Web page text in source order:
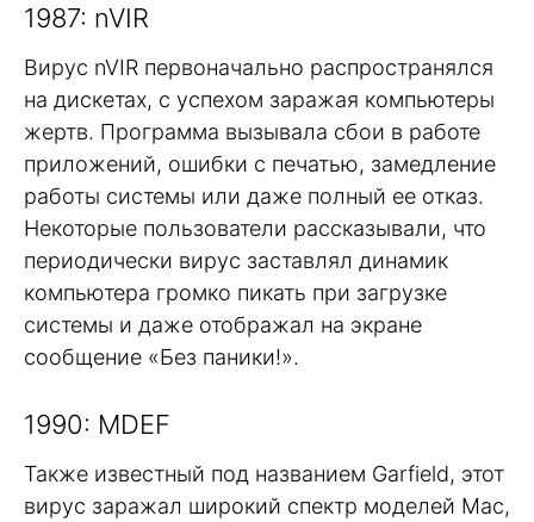
1987: nVIR
Вирус nVIR первоначально распространялся
на дискетах, с успехом заражая компьютеры
жертв. Программа вызывала сбои в работе
приложений, ошибки с печатью, замедление
работы системы или даже полный ее отказ.
Некоторые пользователи рассказывали, что
периодически вирус заставлял динамик
компьютера громко пикать при загрузке
системы и даже отображал на экране
сообщение «Без паники!».
1990: MDEF
Также известный под названием Garfield, этот
вирус заражал широкий спектр моделей Mac,